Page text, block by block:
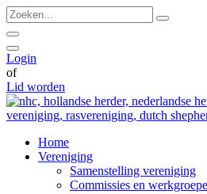
Ga
naar
inhoud
Zoeken...
Login
of
Lid worden
Home
Vereniging
Samenstelling vereniging
Commissies en